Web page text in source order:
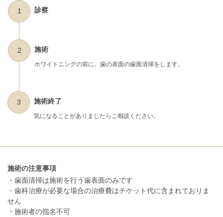
1 診察
2 施術
ホワイトニングの前に、歯の表面の歯面清掃をします。
3 施術終了
気になることがありましたらご相談ください。
施術の注意事項
・歯面清掃は施術を行う歯表面のみです
・歯科治療が必要な場合の治療費はチケット代に含まれておりま
せん
・施術者の指名不可